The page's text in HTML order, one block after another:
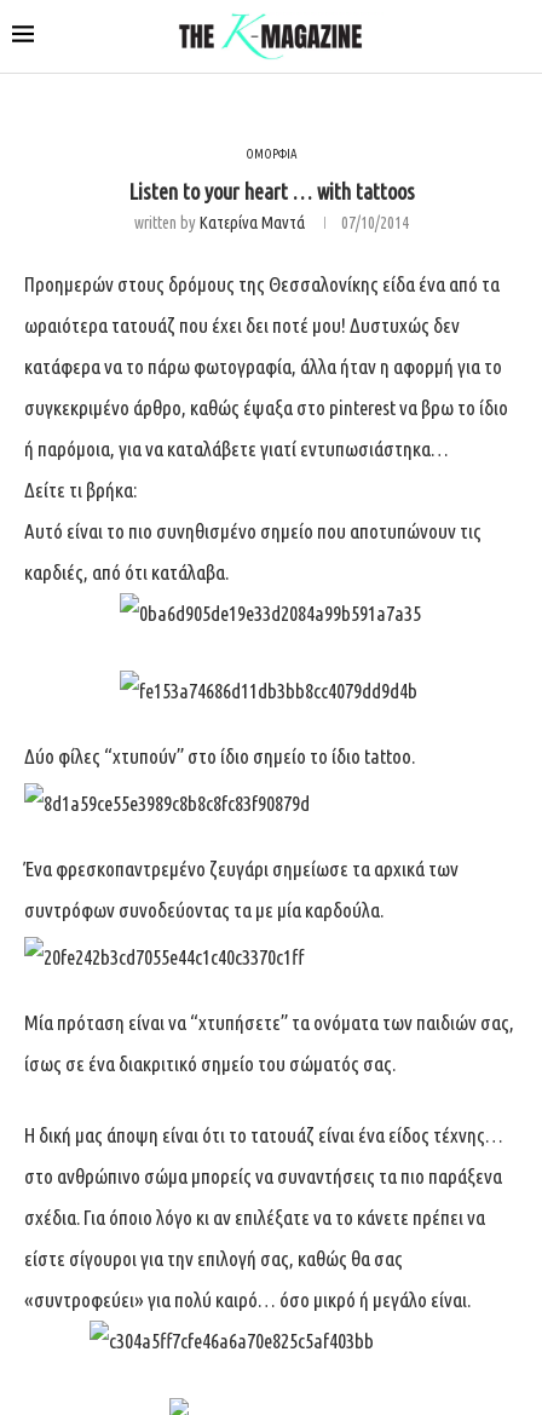
ΟΜΟΡΦΙΑ
Listen to your heart … with tattoos
written byΚατερίνα Μαντά 07/10/2014
Προημερών στους δρόμους της Θεσσαλονίκης είδα ένα από τα
ωραιότερα τατουάζ που έχει δει ποτέ μου! Δυστυχώς δεν
κατάφερα να το πάρω φωτογραφία, άλλα ήταν η αφορμή για το
συγκεκριμένο άρθρο, καθώς έψαξα στο pinterest να βρω το ίδιο
ή παρόμοια, για να καταλάβετε γιατί εντυπωσιάστηκα…
Δείτε τι βρήκα:
Αυτό είναι το πιο συνηθισμένο σημείο που αποτυπώνουν τις
καρδιές, από ότι κατάλαβα.
Δύο φίλες “χτυπούν” στο ίδιο σημείο το ίδιο tattoo.
Ένα φρεσκοπαντρεμένο ζευγάρι σημείωσε τα αρχικά των
συντρόφων συνοδεύοντας τα με μία καρδούλα.
Μία πρόταση είναι να “χτυπήσετε” τα ονόματα των παιδιών σας,
ίσως σε ένα διακριτικό σημείο του σώματός σας.
H δική μας άποψη είναι ότι το τατουάζ είναι ένα είδος τέχνης…
στο ανθρώπινο σώμα μπορείς να συναντήσεις τα πιο παράξενα
σχέδια. Για όποιο λόγο κι αν επιλέξατε να το κάνετε πρέπει να
είστε σίγουροι για την επιλογή σας, καθώς θα σας
«συντροφεύει» για πολύ καιρό… όσο μικρό ή μεγάλο είναι.